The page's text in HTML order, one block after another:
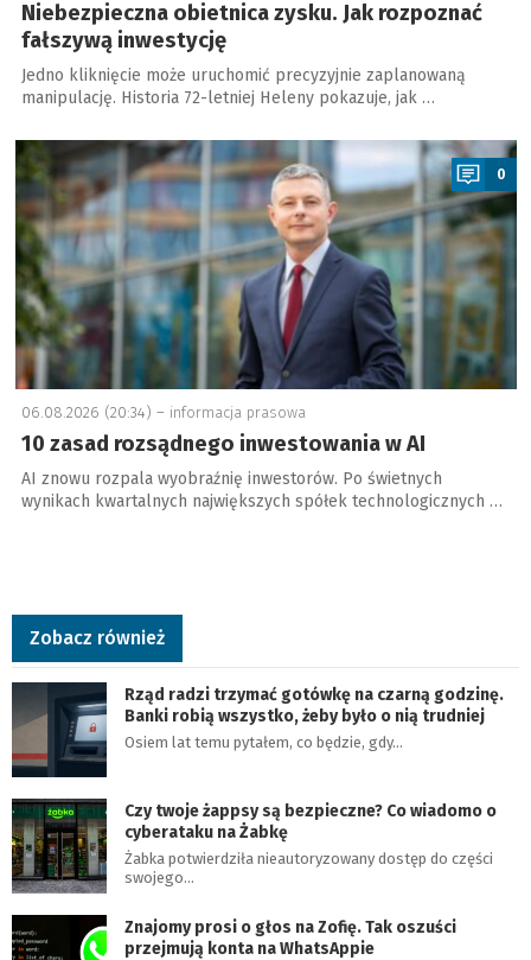
Niebezpieczna obietnica zysku. Jak rozpoznać
fałszywą inwestycję
Jedno kliknięcie może uruchomić precyzyjnie zaplanowaną
manipulację. Historia 72-letniej Heleny pokazuje, jak …
a
0
06.08.2026 (20:34) – informacja prasowa
10 zasad rozsądnego inwestowania w AI
AI znowu rozpala wyobraźnię inwestorów. Po świetnych
wynikach kwartalnych największych spółek technologicznych …
Zobacz również
Rząd radzi trzymać gotówkę na czarną godzinę.
Banki robią wszystko, żeby było o nią trudniej
Osiem lat temu pytałem, co będzie, gdy…
Czy twoje żappsy są bezpieczne? Co wiadomo o
cyberataku na Żabkę
Żabka potwierdziła nieautoryzowany dostęp do części
swojego…
Znajomy prosi o głos na Zofię. Tak oszuści
przejmują konta na WhatsAppie